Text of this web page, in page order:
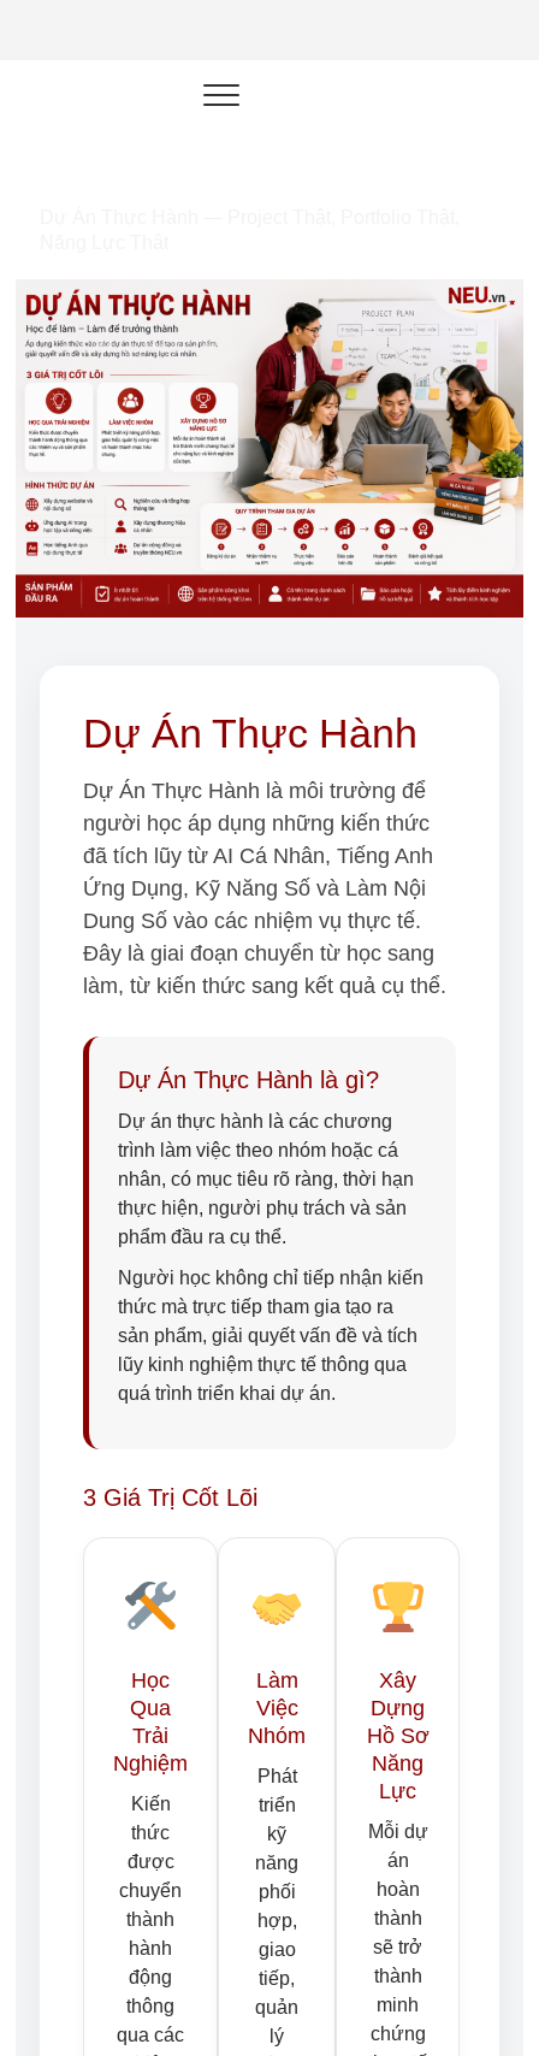
thời đại AI
Dự Án Thực Hành
Dự Án Thực Hành là môi trường để
người học áp dụng những kiến thức
đã tích lũy từ AI Cá Nhân, Tiếng Anh
Ứng Dụng, Kỹ Năng Số và Làm Nội
Dung Số vào các nhiệm vụ thực tế.
Đây là giai đoạn chuyển từ học sang
làm, từ kiến thức sang kết quả cụ thể.
Dự Án Thực Hành là gì?
Dự án thực hành là các chương
trình làm việc theo nhóm hoặc cá
nhân, có mục tiêu rõ ràng, thời hạn
thực hiện, người phụ trách và sản
phẩm đầu ra cụ thể.
Người học không chỉ tiếp nhận kiến
thức mà trực tiếp tham gia tạo ra
sản phẩm, giải quyết vấn đề và tích
lũy kinh nghiệm thực tế thông qua
quá trình triển khai dự án.
3 Giá Trị Cốt Lõi
Học
Qua
Trải
Nghiệm
Kiến
thức
được
chuyển
thành
hành
động
thông
qua các
Làm
Việc
Nhóm
Phát
triển
kỹ
năng
phối
hợp,
giao
tiếp,
quản
lý
Xây
Dựng
Hồ Sơ
Năng
Lực
Mỗi dự
án
hoàn
thành
sẽ trở
thành
minh
chứng